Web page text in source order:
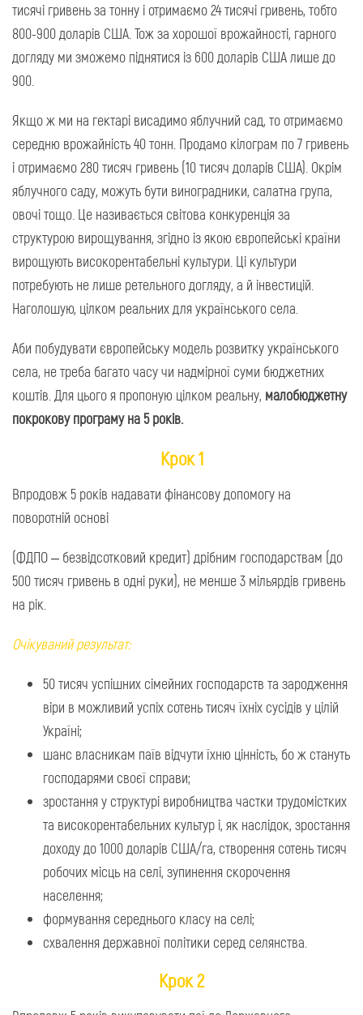
тисячі гривень за тонну і отримаємо 24 тисячі гривень, тобто
800-900 доларів США. Тож за хорошої врожайності, гарного
догляду ми зможемо піднятися із 600 доларів США лише до
900.
Якщо ж ми на гектарі висадимо яблучний сад, то отримаємо
середню врожайність 40 тонн. Продамо кілограм по 7 гривень
і отримаємо 280 тисяч гривень (10 тисяч доларів США). Окрім
яблучного саду, можуть бути виноградники, салатна група,
овочі тощо. Це називається світова конкуренція за
структурою вирощування, згідно із якою європейські країни
вирощують високорентабельні культури. Ці культури
потребують не лише ретельного догляду, а й інвестицій.
Наголошую, цілком реальних для українського села.
Аби побудувати європейську модель розвитку українського
села, не треба багато часу чи надмірної суми бюджетних
коштів. Для цього я пропоную цілком реальну, малобюджетну
покрокову програму на 5 років.
Крок 1
Впродовж 5 років надавати фінансову допомогу на
поворотній основі
(ФДПО – безвідсотковий кредит) дрібним господарствам (до
500 тисяч гривень в одні руки), не менше 3 мільярдів гривень
на рік.
Очікуваний результат:
50 тисяч успішних сімейних господарств та зародження
віри в можливий успіх сотень тисяч їхніх сусідів у цілій
Україні;
шанс власникам паїв відчути їхню цінність, бо ж стануть
господарями своєї справи;
зростання у структурі виробництва частки трудомістких
та високорентабельних культур і, як наслідок, зростання
доходу до 1000 доларів США/га, створення сотень тисяч
робочих місць на селі, зупинення скорочення
населення;
формування середнього класу на селі;
схвалення державної політики серед селянства.
Крок 2